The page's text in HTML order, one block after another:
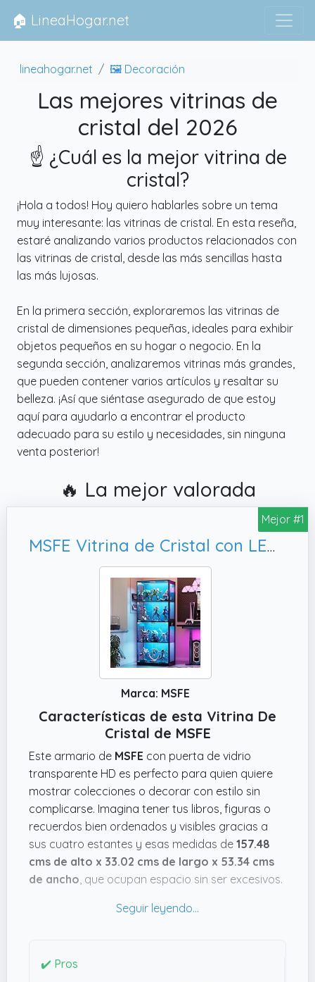
🏠 LineaHogar.net
lineahogar.net 🖼 Decoración
Las mejores vitrinas de
cristal del 2026
☝️ ¿Cuál es la mejor vitrina de
cristal?
¡Hola a todos! Hoy quiero hablarles sobre un tema
muy interesante: las vitrinas de cristal. En esta reseña,
estaré analizando varios productos relacionados con
las vitrinas de cristal, desde las más sencillas hasta
las más lujosas.
En la primera sección, exploraremos las vitrinas de
cristal de dimensiones pequeñas, ideales para exhibir
objetos pequeños en su hogar o negocio. En la
segunda sección, analizaremos vitrinas más grandes,
que pueden contener varios artículos y resaltar su
belleza. ¡Así que siéntase asegurado de que estoy
aquí para ayudarlo a encontrar el producto
adecuado para su estilo y necesidades, sin ninguna
venta posterior!
🔥 La mejor valorada
Mejor #1
MSFE Vitrina de Cristal con LED, Capacidad de Carga por Capa: 25 kg
Marca: MSFE
Características de esta Vitrina De
Cristal de MSFE
Este armario de MSFE con puerta de vidrio
transparente HD es perfecto para quien quiere
mostrar colecciones o decorar con estilo sin
complicarse. Imagina tener tus libros, figuras o
recuerdos bien ordenados y visibles gracias a
sus cuatro estantes y esas medidas de 157.48
cms de alto x 33.02 cms de largo x 53.34 cms
de ancho , que ocupan espacio sin ser excesivos.
que no tendrás que preocuparte por cargarlo
Lo que me resulta más práctico es la iluminación
✔️ Pros